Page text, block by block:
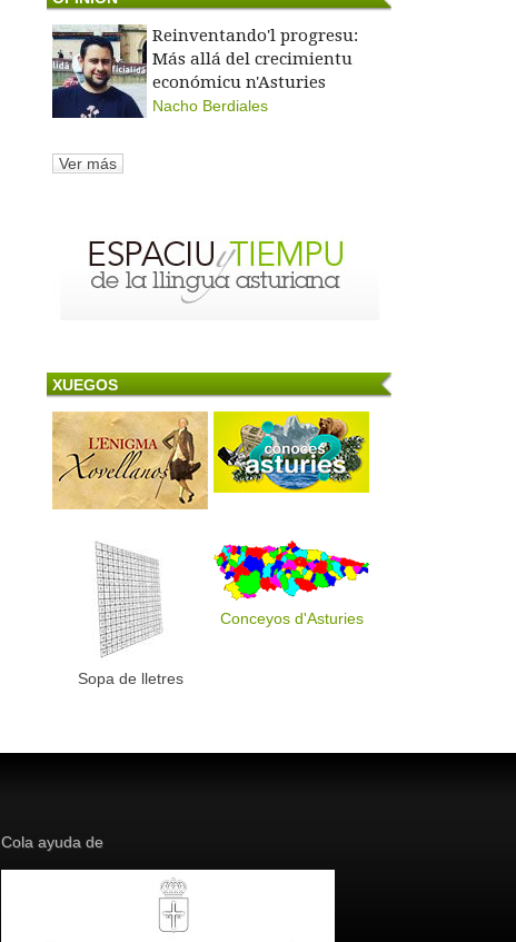
Reinventando'l progresu:
Más allá del crecimientu
económicu n'Asturies
Nacho Berdiales
Ver más
XUEGOS
Sopa de lletres
Conceyos d'Asturies
Cola ayuda de